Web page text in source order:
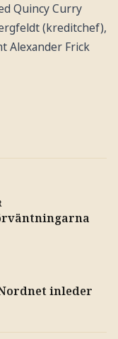
Quincy Curry
(kreditchef),
Alexander Frick
inleder